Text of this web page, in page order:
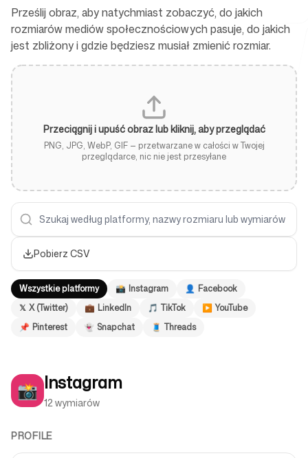
Darmowe narzędzia
FAQ
Kontakt
Zaloguj się Zarejestruj się
Prześlij obraz, aby natychmiast zobaczyć, do jakich
rozmiarów mediów społecznościowych pasuje, do jakich
jest zbliżony i gdzie będziesz musiał zmienić rozmiar.
Przeciągnij i upuść obraz lub kliknij, aby przeglądać
PNG, JPG, WebP, GIF — przetwarzane w całości w Twojej
przeglądarce, nic nie jest przesyłane
Pobierz CSV
Wszystkie platformy 📸 Instagram 👤 Facebook
𝕏 X (Twitter) 💼 LinkedIn 🎵 TikTok ▶️ YouTube
📌 Pinterest 👻 Snapchat 🧵 Threads
📸 Instagram
12 wymiarów
PROFILE